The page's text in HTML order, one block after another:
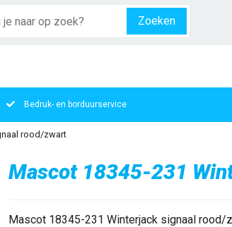
Zoeken
Bedruk- en borduurservice
rood/zwart
Mascot 18345-231
Mascot 18345-231 Winterjack signaal rood/